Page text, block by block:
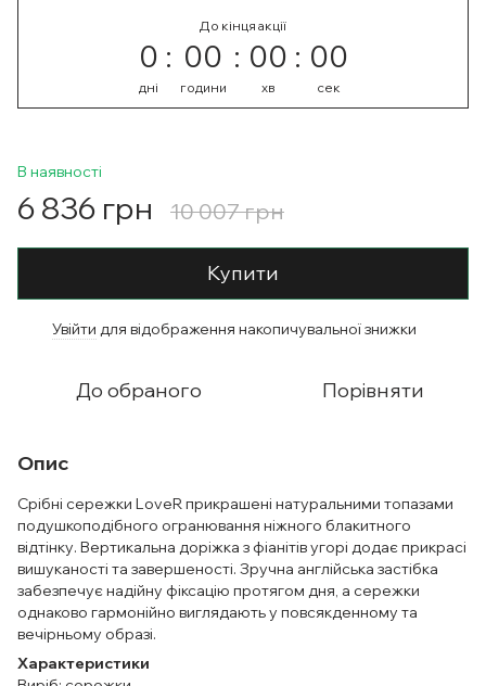
До кінця акції
0
дні
00
години
00
хв
00
сек
В наявності
6 836 грн 10 007 грн
Купити
Увійти для відображення накопичувальної знижки
До обраного Порівняти
Опис
Срібні сережки LoveR прикрашені натуральними топазами
подушкоподібного огранювання ніжного блакитного
відтінку. Вертикальна доріжка з фіанітів угорі додає прикрасі
вишуканості та завершеності. Зручна англійська застібка
забезпечує надійну фіксацію протягом дня, а сережки
однаково гармонійно виглядають у повсякденному та
вечірньому образі.
Характеристики